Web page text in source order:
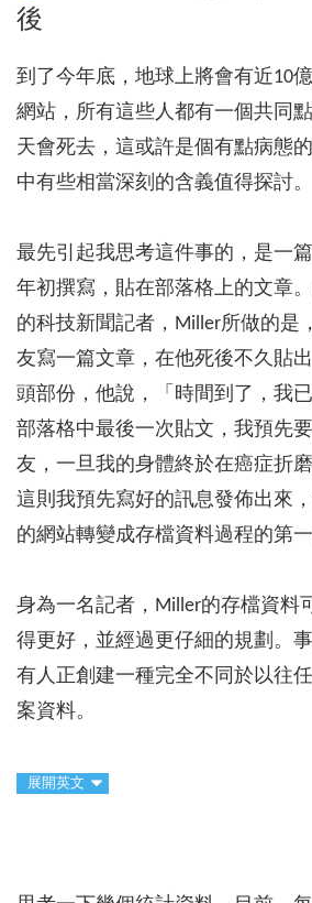
後
到了今年底，地球上將會有近10
網站，所有這些人都有一個共同
天會死去，這或許是個有點病態
中有些相當深刻的含義值得探討。
最先引起我思考這件事的，是一
年初撰寫，貼在部落格上的文章
的科技新聞記者，Miller所做的是
友寫一篇文章，在他死後不久貼
頭部份，他說，「時間到了，我
部落格中最後一次貼文，我預先
友，一旦我的身體終於在癌症折
這則我預先寫好的訊息發佈出來
的網站轉變成存檔資料過程的第一
身為一名記者，Miller的存檔資料
得更好，並經過更仔細的規劃。
有人正創建一種完全不同於以往
案資料。
展開英文